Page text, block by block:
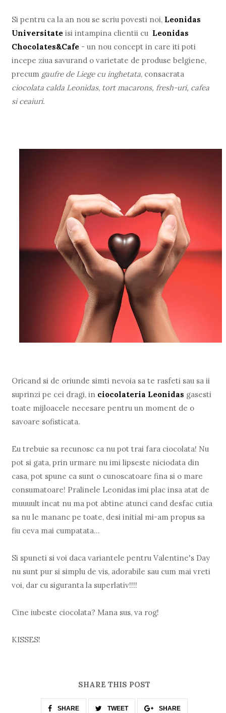
Si pentru ca la an nou se scriu povesti noi, Leonidas
Universitate isi intampina clientii cu Leonidas
Chocolates&Cafe - un nou concept in care iti poti
incepe ziua savurand o varietate de produse belgiene,
precum gaufre de Liege cu inghetata, consacrata
ciocolata calda Leonidas, tort macarons, fresh-uri, cafea
si ceaiuri.
Oricand si de oriunde simti nevoia sa te rasfeti sau sa ii
suprinzi pe cei dragi, in ciocolateria Leonidas gasesti
toate mijloacele necesare pentru un moment de o
savoare sofisticata.
Eu trebuie sa recunosc ca nu pot trai fara ciocolata! Nu
pot si gata, prin urmare nu imi lipseste niciodata din
casa, pot spune ca sunt o cunoscatoare fina si o mare
consumatoare! Pralinele Leonidas imi plac insa atat de
muuuult incat nu ma pot abtine atunci cand desfac cutia
sa nu le mananc pe toate, desi initial mi-am propus sa
fiu ceva mai cumpatata...
Si spuneti si voi daca variantele pentru Valentine's Day
nu sunt pur si simplu de vis, adorabile sau cum mai vreti
voi, dar cu siguranta la superlativ!!!!
Cine iubeste ciocolata? Mana sus, va rog!
KISSES!
SHARE THIS POST
SHARE TWEET SHARE